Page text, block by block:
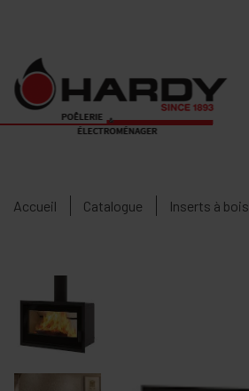
Accueil Catalogue Inserts à bois